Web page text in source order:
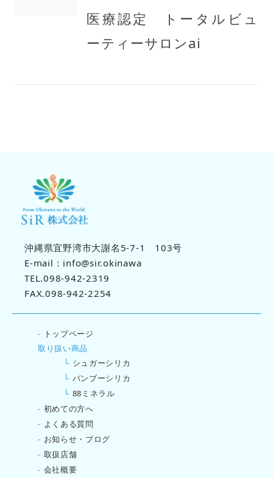
医療認定 トータルビュ
ーティーサロンai
沖縄県宜野湾市大謝名5-7-1 103号
E-mail：info@sir.okinawa
TEL.098-942-2319
FAX.098-942-2254
- トップページ
取り扱い商品
└ シュガーシリカ
└ バンブーシリカ
└ 88ミネラル
- 初めての方へ
- よくある質問
- お知らせ・ブログ
- 取扱店舗
- 会社概要